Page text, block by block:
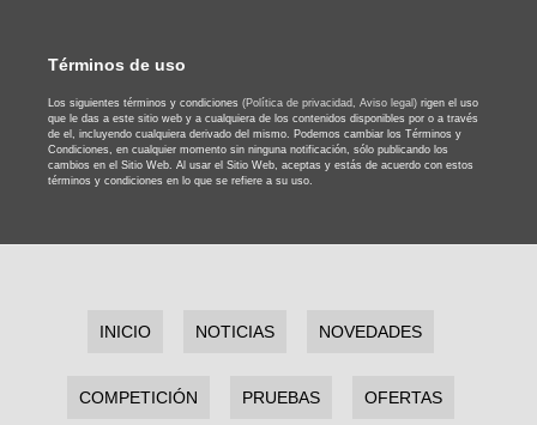
Términos de uso
Los siguientes términos y condiciones (Política de privacidad, Aviso legal) rigen el uso
que le das a este sitio web y a cualquiera de los contenidos disponibles por o a través
de el, incluyendo cualquiera derivado del mismo. Podemos cambiar los Términos y
Condiciones, en cualquier momento sin ninguna notificación, sólo publicando los
cambios en el Sitio Web. Al usar el Sitio Web, aceptas y estás de acuerdo con estos
términos y condiciones en lo que se refiere a su uso.
INICIO NOTICIAS NOVEDADES
COMPETICIÓN PRUEBAS OFERTAS